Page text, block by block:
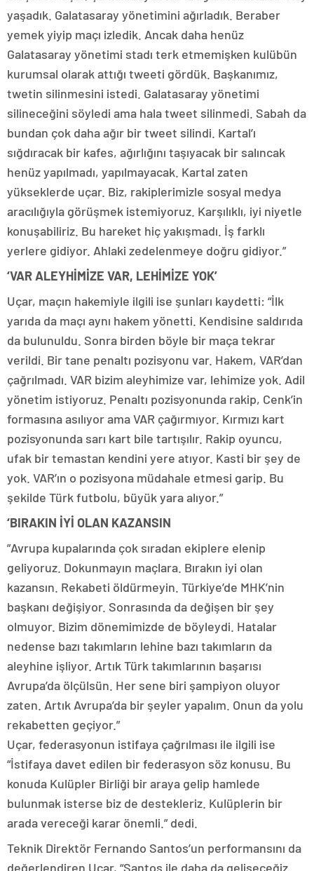
yaşadık. Galatasaray yönetimini ağırladık. Beraber
yemek yiyip maçı izledik. Ancak daha henüz
Galatasaray yönetimi stadı terk etmemişken kulübün
kurumsal olarak attığı tweeti gördük. Başkanımız,
twetin silinmesini istedi. Galatasaray yönetimi
silineceğini söyledi ama hala tweet silinmedi. Sabah da
bundan çok daha ağır bir tweet silindi. Kartal’ı
sığdıracak bir kafes, ağırlığını taşıyacak bir salıncak
henüz yapılmadı, yapılmayacak. Kartal zaten
yükseklerde uçar. Biz, rakiplerimizle sosyal medya
aracılığıyla görüşmek istemiyoruz. Karşılıklı, iyi niyetle
konuşabiliriz. Bu hareket hiç yakışmadı. İş farklı
yerlere gidiyor. Ahlaki zedelenmeye doğru gidiyor.”
‘VAR ALEYHİMİZE VAR, LEHİMİZE YOK’
Uçar, maçın hakemiyle ilgili ise şunları kaydetti: “İlk
yarıda da maçı aynı hakem yönetti. Kendisine saldırıda
da bulunuldu. Sonra birden böyle bir maça tekrar
verildi. Bir tane penaltı pozisyonu var. Hakem, VAR’dan
çağrılmadı. VAR bizim aleyhimize var, lehimize yok. Adil
yönetim istiyoruz. Penaltı pozisyonunda rakip, Cenk’in
formasına asılıyor ama VAR çağırmıyor. Kırmızı kart
pozisyonunda sarı kart bile tartışılır. Rakip oyuncu,
ufak bir temastan kendini yere atıyor. Kasti bir şey de
yok. VAR’ın o pozisyona müdahale etmesi garip. Bu
şekilde Türk futbolu, büyük yara alıyor.”
‘BIRAKIN İYİ OLAN KAZANSIN
”Avrupa kupalarında çok sıradan ekiplere elenip
geliyoruz. Dokunmayın maçlara. Bırakın iyi olan
kazansın. Rekabeti öldürmeyin. Türkiye’de MHK’nin
başkanı değişiyor. Sonrasında da değişen bir şey
olmuyor. Bizim dönemimizde de böyleydi. Hatalar
nedense bazı takımların lehine bazı takımların da
aleyhine işliyor. Artık Türk takımlarının başarısı
Avrupa’da ölçülsün. Her sene biri şampiyon oluyor
zaten. Artık Avrupa’da bir şeyler yapalım. Onun da yolu
rekabetten geçiyor.”
Uçar, federasyonun istifaya çağrılması ile ilgili ise
“İstifaya davet edilen bir federasyon söz konusu. Bu
konuda Kulüpler Birliği bir araya gelip hamlede
bulunmak isterse biz de destekleriz. Kulüplerin bir
arada vereceği karar önemli.” dedi.
Teknik Direktör Fernando Santos’un performansını da
değerlendiren Uçar, “Santos ile daha da gelişeceğiz.